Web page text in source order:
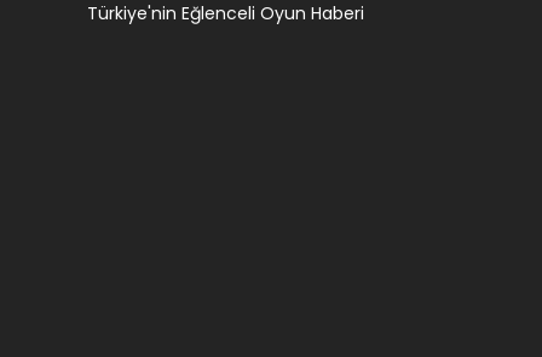
Türkiye'nin Eğlenceli Oyun Haberi